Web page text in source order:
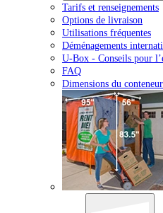
Tarifs et renseignements
Options de livraison
Utilisations fréquentes
Déménagements
U-Box - Conseils pour
FAQ
Dimensions du conteneur